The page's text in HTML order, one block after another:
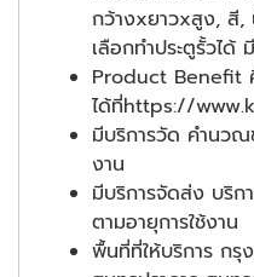
กว้างxยาวxสูง, สี,
เลือกทำประตูรั้วไ
Product Benefit
ได้ที่https://
มีบริการวัด คำนวณ
งาน
มีบริการจัดส่ง บริก
ตามอายุการใช้งาน
พื้นที่ที่ให้บริการ กรุ